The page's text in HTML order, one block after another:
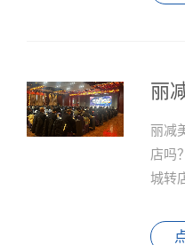
将店
丽减
店吗
城转
过合